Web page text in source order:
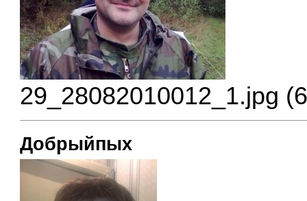
29_28082010012_1.jpg
Добрыйпых